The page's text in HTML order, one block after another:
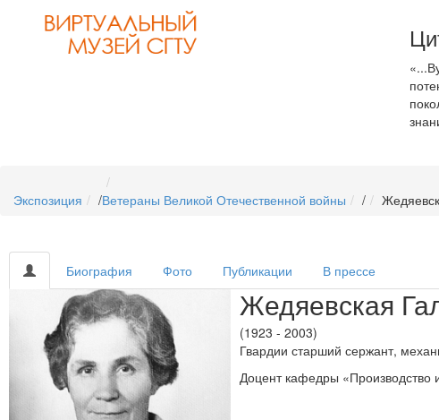
Экспозиция /Ветераны Великой Отечественной войны /
Биография Фото Публикации В прессе
Жедяевская
(1923 - 2003)
Гвардии старший сержант,
Доцент кафедры